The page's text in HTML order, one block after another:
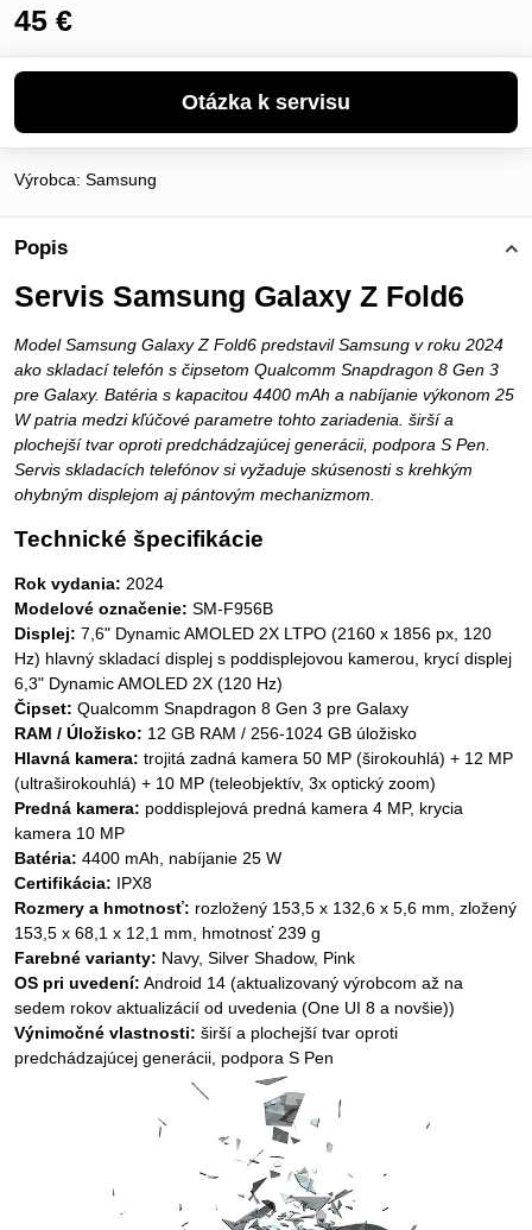
45 €
Výrobca: Samsung
Popis
Servis Samsung Galaxy Z Fold6
Model Samsung Galaxy Z Fold6 predstavil Samsung v roku 2024
ako skladací telefón s čipsetom Qualcomm Snapdragon 8 Gen 3
pre Galaxy. Batéria s kapacitou 4400 mAh a nabíjanie výkonom 25
W patria medzi kľúčové parametre tohto zariadenia. širší a
plochejší tvar oproti predchádzajúcej generácii, podpora S Pen.
Servis skladacích telefónov si vyžaduje skúsenosti s krehkým
ohybným displejom aj pántovým mechanizmom.
Technické špecifikácie
Rok vydania: 2024
Modelové označenie: SM-F956B
Displej: 7,6" Dynamic AMOLED 2X LTPO (2160 x 1856 px, 120
Hz) hlavný skladací displej s poddisplejovou kamerou, krycí displej
6,3" Dynamic AMOLED 2X (120 Hz)
Čipset: Qualcomm Snapdragon 8 Gen 3 pre Galaxy
RAM / Úložisko: 12 GB RAM / 256-1024 GB úložisko
Hlavná kamera: trojitá zadná kamera 50 MP (širokouhlá) + 12 MP
(ultraširokouhlá) + 10 MP (teleobjektív, 3x optický zoom)
Predná kamera: poddisplejová predná kamera 4 MP, krycia
kamera 10 MP
Batéria: 4400 mAh, nabíjanie 25 W
Certifikácia: IPX8
Rozmery a hmotnosť: rozložený 153,5 x 132,6 x 5,6 mm, zložený
153,5 x 68,1 x 12,1 mm, hmotnosť 239 g
Farebné varianty: Navy, Silver Shadow, Pink
OS pri uvedení: Android 14 (aktualizovaný výrobcom až na
sedem rokov aktualizácií od uvedenia (One UI 8 a novšie))
Výnimočné vlastnosti: širší a plochejší tvar oproti
predchádzajúcej generácii, podpora S Pen